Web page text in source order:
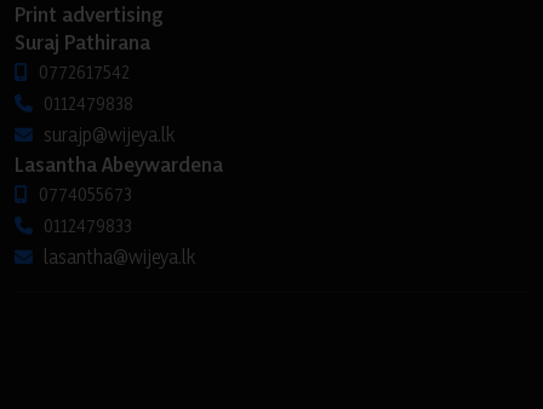
Print advertising
Suraj Pathirana
0772617542
0112479838
surajp@wijeya.lk
Lasantha Abeywardena
0774055673
0112479833
lasantha@wijeya.lk